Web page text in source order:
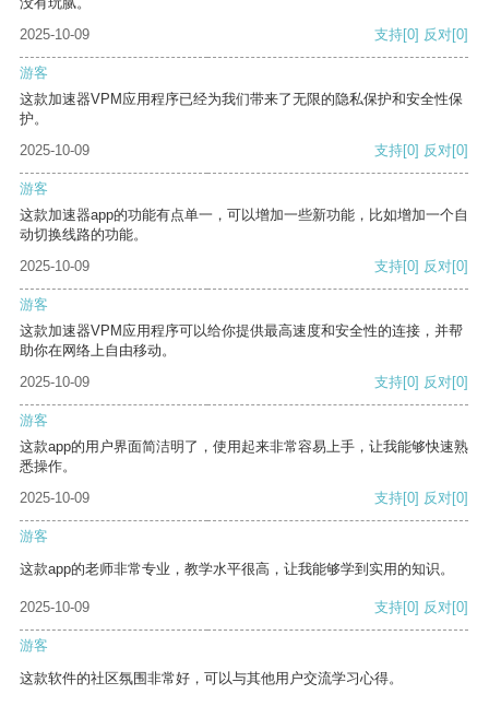
2025-10-09
支持[0] 反对[0]
游客
这款加速器VPM应用程序已经为我们带来了无限的隐私保护和安全性保
护。
2025-10-09
支持[0] 反对[0]
游客
这款加速器app的功能有点单一，可以增加一些新功能，比如增加一个自
动切换线路的功能。
2025-10-09
支持[0] 反对[0]
游客
这款加速器VPM应用程序可以给你提供最高速度和安全性的连接，并帮
助你在网络上自由移动。
2025-10-09
支持[0] 反对[0]
游客
这款app的用户界面简洁明了，使用起来非常容易上手，让我能够快速熟
悉操作。
2025-10-09
支持[0] 反对[0]
游客
这款app的老师非常专业，教学水平很高，让我能够学到实用的知识。
2025-10-09 支持[0] 反对[0]
游客
这款软件的社区氛围非常好，可以与其他用户交流学习心得。